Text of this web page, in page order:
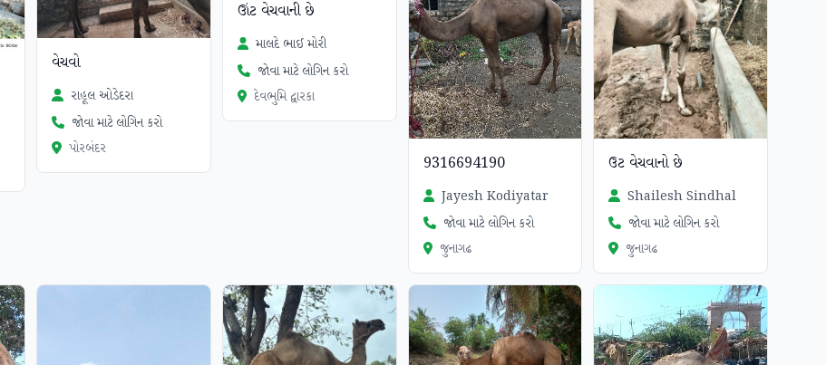
વેચવો
રાહૂલ ઓડેદરા
જોવા માટે લોગિન કરો
પોરબંદર
ઊંટ વેચવાની છે
માલદે ભાઈ મોરી
જોવા માટે લોગિન કરો
દેવભુમિ દ્વારકા
9316694190
Jayesh Kodiyatar
જોવા માટે લોગિન કરો
જુનાગઢ
ઉટ વેચવાનો છે
Shailesh Sindhal
જોવા માટે લોગિન કરો
જુનાગઢ